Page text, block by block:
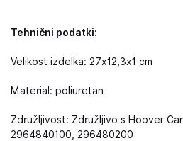
Tehnični podatki:
Velikost izdelka: 27x12,3x1 cm
Material: poliuretan
Združljivost: Združljivo s Hoover
2964840100, 296480200